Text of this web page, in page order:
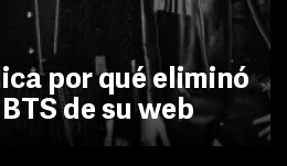
por qué eliminó
de su web